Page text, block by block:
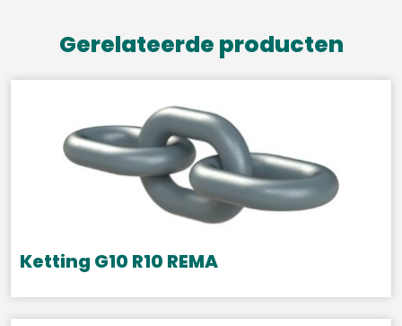
Gerelateerde producten
Ketting G10 R10 REMA